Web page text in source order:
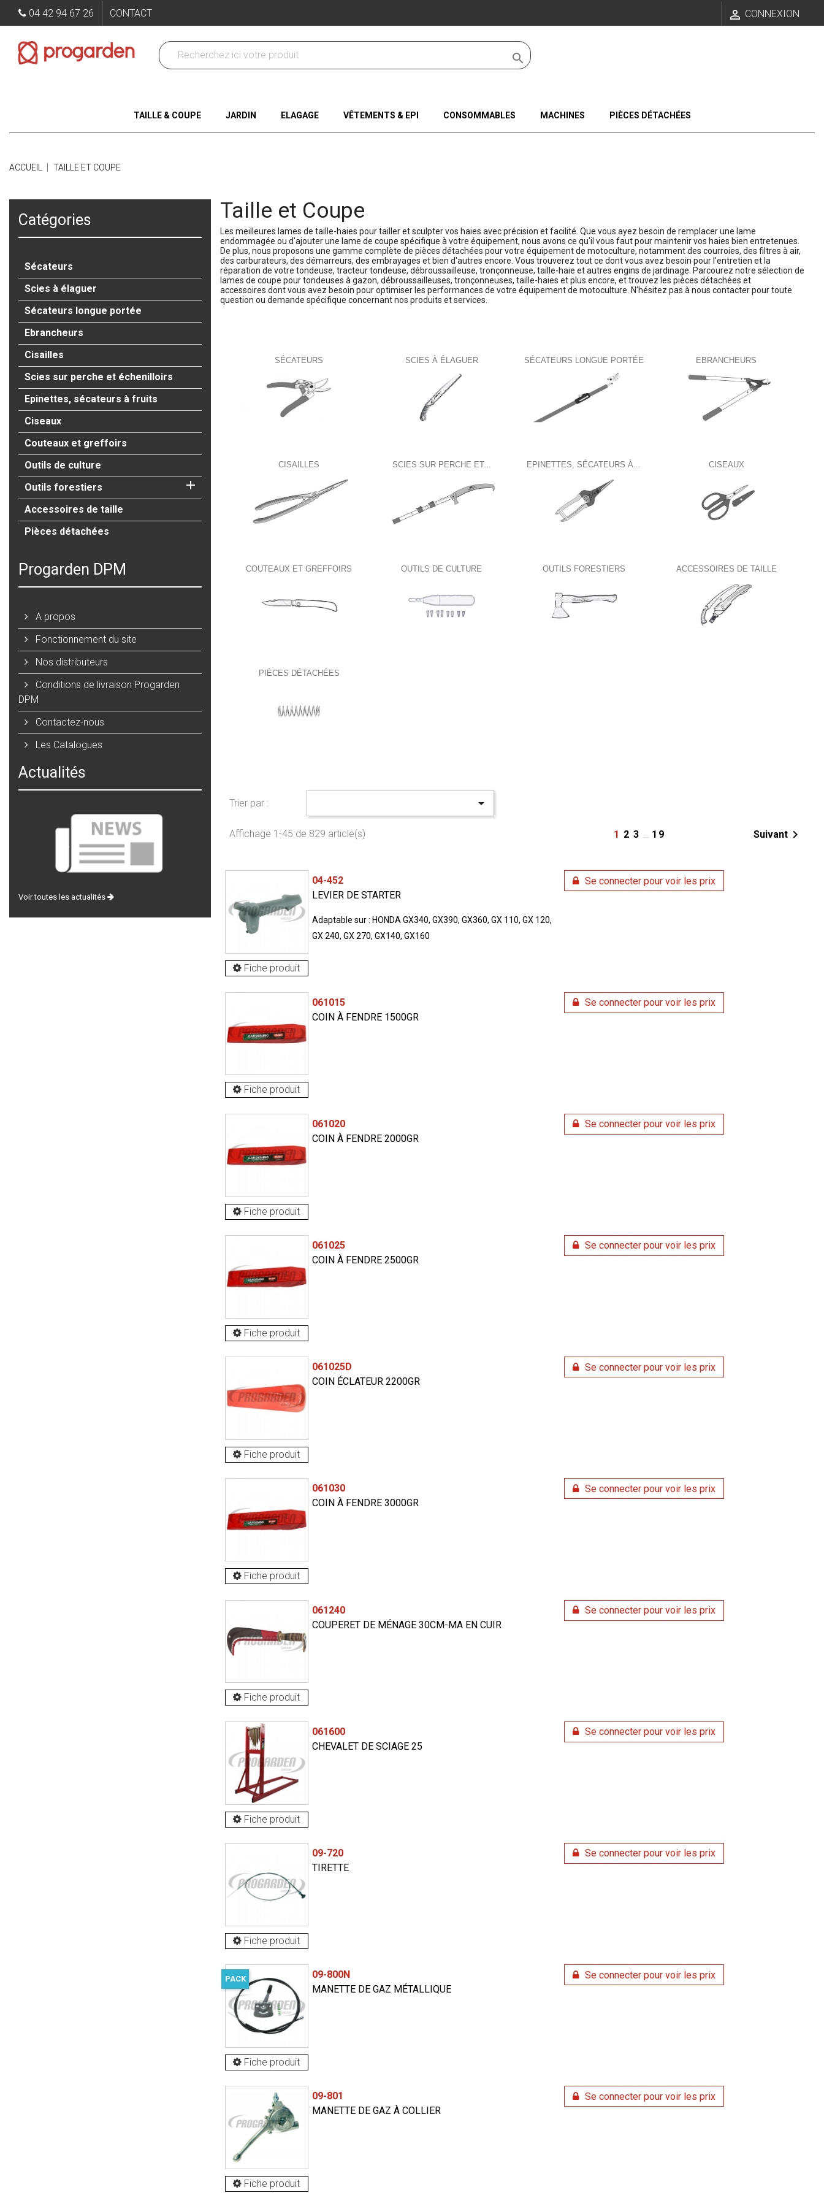
04 42 94 67 26 CONTACT  CONNEXION

TAILLE & COUPE JARDIN ELAGAGE VÊTEMENTS & EPI CONSOMMABLES MACHINES PIÈCES DÉTACHÉES
ACCUEIL TAILLE ET COUPE
Catégories
Sécateurs
Scies à élaguer
Sécateurs longue portée
Ebrancheurs
Cisailles
Scies sur perche et échenilloirs
Epinettes, sécateurs à fruits
Ciseaux
Couteaux et greffoirs
Outils de culture
Outils forestiers

Accessoires de taille
Pièces détachées
Progarden DPM
A propos
Fonctionnement du site
Nos distributeurs
Conditions de livraison Progarden
DPM
Contactez-nous
Les Catalogues
Actualités
Voir toutes les actualités
Taille et Coupe
Les meilleures lames de taille-haies pour tailler et sculpter vos haies avec précision et facilité. Que vous ayez besoin de remplacer une lame
endommagée ou d'ajouter une lame de coupe spécifique à votre équipement, nous avons ce qu'il vous faut pour maintenir vos haies bien entretenues.
De plus, nous proposons une gamme complète de pièces détachées pour votre équipement de motoculture, notamment des courroies, des filtres à air,
des carburateurs, des démarreurs, des embrayages et bien d'autres encore. Vous trouverez tout ce dont vous avez besoin pour l'entretien et la
réparation de votre tondeuse, tracteur tondeuse, débroussailleuse, tronçonneuse, taille-haie et autres engins de jardinage. Parcourez notre sélection de
lames de coupe pour tondeuses à gazon, débroussailleuses, tronçonneuses, taille-haies et plus encore, et trouvez les pièces détachées et
accessoires dont vous avez besoin pour optimiser les performances de votre équipement de motoculture. N'hésitez pas à nous contacter pour toute
question ou demande spécifique concernant nos produits et services.
SÉCATEURS SCIES À ÉLAGUER SÉCATEURS LONGUE PORTÉE EBRANCHEURS
CISAILLES SCIES SUR PERCHE ET... EPINETTES, SÉCATEURS À... CISEAUX
COUTEAUX ET GREFFOIRS OUTILS DE CULTURE OUTILS FORESTIERS ACCESSOIRES DE TAILLE
PIÈCES DÉTACHÉES
Trier par : 
Affichage 1-45 de 829 article(s) 1 23 19 Suivant 
Fiche produit
04-452
LEVIER DE STARTER
Adaptable sur : HONDA GX340, GX390, GX360, GX 110, GX 120,
GX 240, GX 270, GX140, GX160
Se connecter pour voir les prix
Fiche produit
061015
COIN À FENDRE 1500GR
Se connecter pour voir les prix
Fiche produit
061020
COIN À FENDRE 2000GR
Se connecter pour voir les prix
Fiche produit
061025
COIN À FENDRE 2500GR
Se connecter pour voir les prix
Fiche produit
061025D
COIN ÉCLATEUR 2200GR
Se connecter pour voir les prix
Fiche produit
061030
COIN À FENDRE 3000GR
Se connecter pour voir les prix
Fiche produit
061240
COUPERET DE MÉNAGE 30CM-MA EN CUIR
Se connecter pour voir les prix
Fiche produit
061600
CHEVALET DE SCIAGE 25
Se connecter pour voir les prix
Fiche produit
09-720
TIRETTE
Se connecter pour voir les prix
Fiche produit
PACK
09-800N
MANETTE DE GAZ MÉTALLIQUE
Se connecter pour voir les prix
Fiche produit
09-801
MANETTE DE GAZ À COLLIER
Se connecter pour voir les prix